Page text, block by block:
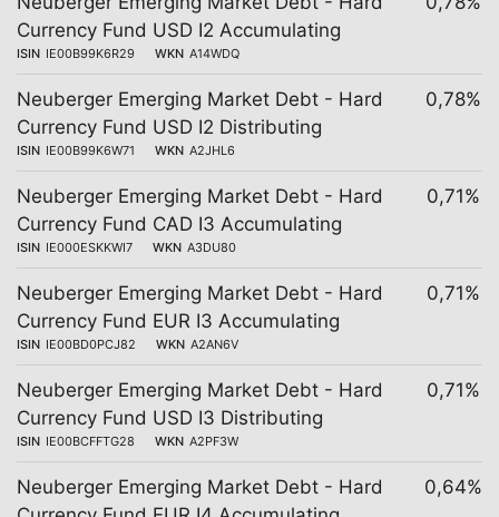
Currency Fund USD I2 Accumulating
ISIN IE00B99K6R29 WKN A14WDQ
Neuberger Emerging Market Debt - Hard
Currency Fund USD I2 Distributing
ISIN IE00B99K6W71 WKN A2JHL6
0,78%
Neuberger Emerging Market Debt - Hard
Currency Fund CAD I3 Accumulating
ISIN IE000ESKKWI7 WKN A3DU80
0,71%
Neuberger Emerging Market Debt - Hard
Currency Fund EUR I3 Accumulating
ISIN IE00BD0PCJ82 WKN A2AN6V
0,71%
Neuberger Emerging Market Debt - Hard
Currency Fund USD I3 Distributing
ISIN IE00BCFFTG28 WKN A2PF3W
0,71%
Neuberger Emerging Market Debt - Hard
0,64%